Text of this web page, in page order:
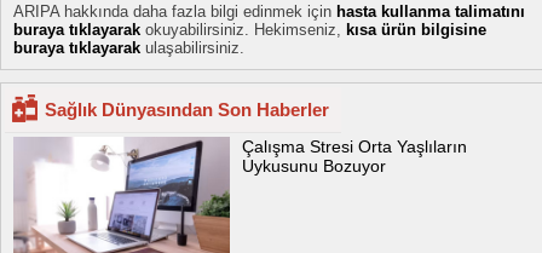
ARIPA hakkında daha fazla bilgi edinmek için hasta kullanma talimatını
buraya tıklayarak okuyabilirsiniz. Hekimseniz,
kısa ürün bilgisine
buraya tıklayarak ulaşabilirsiniz.
Sağlık Dünyasından Son Haberler
Çalışma Stresi Orta Yaşlıların
Uykusunu Bozuyor